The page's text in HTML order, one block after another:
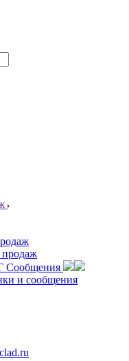
Сообщения
и сообщения